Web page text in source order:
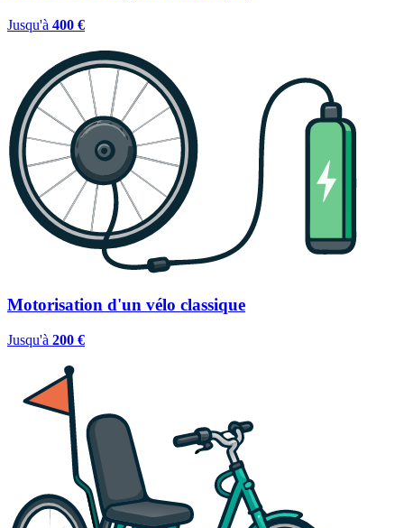
Jusqu'à 400 €
Motorisation d'un vélo classique
Jusqu'à 200 €